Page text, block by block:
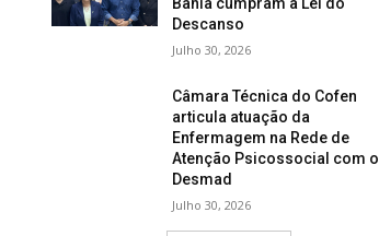
Descanso
Julho 30, 2026
Câmara Técnica do Cofen
articula atuação da
Enfermagem na Rede de
Atenção Psicossocial com o
Desmad
Julho 30, 2026